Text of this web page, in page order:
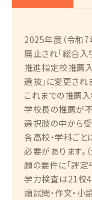
2025年度（令和
廃止され「総合入
推進指定校推薦
選抜」に変更され
これまでの推薦
学校長の推薦が
選択肢の中から
各高校・学科ご
必要があります。
願の要件に「評定
学力検査は21校
頭試問・作文・